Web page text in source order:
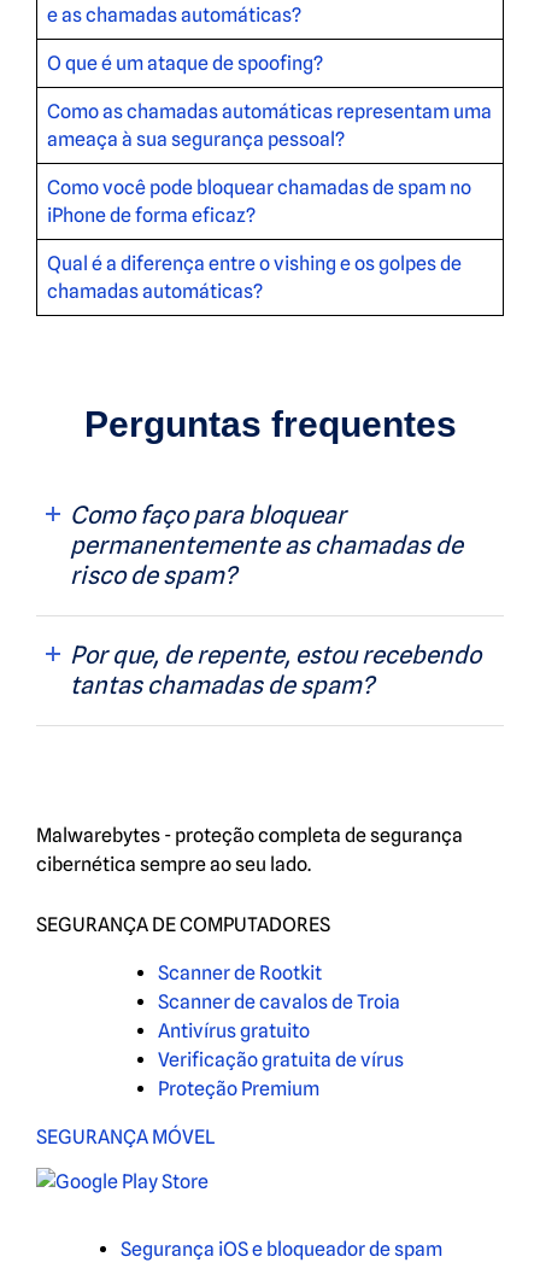
e as chamadas automáticas?
O que é um ataque de spoofing?
Como as chamadas automáticas representam uma
ameaça à sua segurança pessoal?
Como você pode bloquear chamadas de spam no
iPhone de forma eficaz?
Qual é a diferença entre o vishing e os golpes de
chamadas automáticas?
Perguntas frequentes
Como faço para bloquear
permanentemente as chamadas de
risco de spam?
Por que, de repente, estou recebendo
tantas chamadas de spam?
Malwarebytes - proteção completa de segurança
cibernética sempre ao seu lado.
SEGURANÇA DE COMPUTADORES
Scanner de Rootkit
Scanner de cavalos de Troia
Antivírus gratuito
Verificação gratuita de vírus
Proteção Premium
SEGURANÇA MÓVEL
Segurança iOS e bloqueador de spam